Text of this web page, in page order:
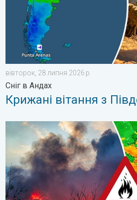
вівторок, 28 липня 2026 р.
Сніг в Андах
Крижані вітання з
Лісові пожежі у Південно-Східній